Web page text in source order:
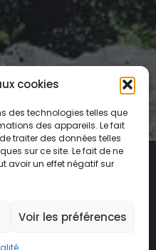
cookies
des technologies telles que
des appareils. Le fait
traiter des données telles
sur ce site. Le fait de ne
avoir un effet négatif sur
Voir les préférences